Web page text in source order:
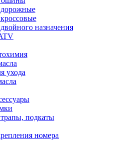
назначения
ухода
подкаты
номера